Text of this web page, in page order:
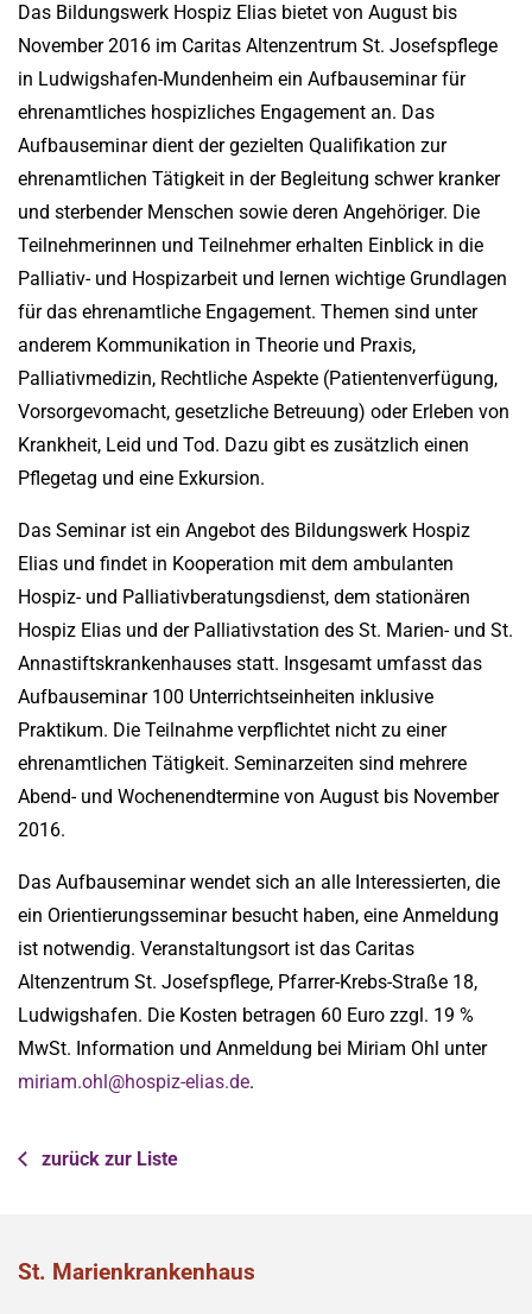
Das Bildungswerk Hospiz Elias bietet von August bis
November 2016 im Caritas Altenzentrum St. Josefspflege
in Ludwigshafen-Mundenheim ein Aufbauseminar für
ehrenamtliches hospizliches Engagement an. Das
Aufbauseminar dient der gezielten Qualifikation zur
ehrenamtlichen Tätigkeit in der Begleitung schwer kranker
und sterbender Menschen sowie deren Angehöriger. Die
Teilnehmerinnen und Teilnehmer erhalten Einblick in die
Palliativ- und Hospizarbeit und lernen wichtige Grundlagen
für das ehrenamtliche Engagement. Themen sind unter
anderem Kommunikation in Theorie und Praxis,
Palliativmedizin, Rechtliche Aspekte (Patientenverfügung,
Vorsorgevomacht, gesetzliche Betreuung) oder Erleben von
Krankheit, Leid und Tod. Dazu gibt es zusätzlich einen
Pflegetag und eine Exkursion.
Das Seminar ist ein Angebot des Bildungswerk Hospiz
Elias und findet in Kooperation mit dem ambulanten
Hospiz- und Palliativberatungsdienst, dem stationären
Hospiz Elias und der Palliativstation des St. Marien- und St.
Annastiftskrankenhauses statt. Insgesamt umfasst das
Aufbauseminar 100 Unterrichtseinheiten inklusive
Praktikum. Die Teilnahme verpflichtet nicht zu einer
ehrenamtlichen Tätigkeit. Seminarzeiten sind mehrere
Abend- und Wochenendtermine von August bis November
2016.
Das Aufbauseminar wendet sich an alle Interessierten, die
ein Orientierungsseminar besucht haben, eine Anmeldung
ist notwendig. Veranstaltungsort ist das Caritas
Altenzentrum St. Josefspflege, Pfarrer-Krebs-Straße 18,
Ludwigshafen. Die Kosten betragen 60 Euro zzgl. 19 %
MwSt. Information und Anmeldung bei Miriam Ohl unter
miriam.ohl@hospiz-elias.de.
zurück zur Liste
St. Marienkrankenhaus